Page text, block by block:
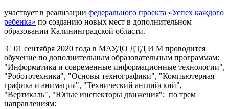
участвует в реализации федерального проекта «Успех каждого
ребенка» по созданию новых мест в дополнительном
образовании Калининградской области.
С 01 сентября 2020 года в МАУДО ДТД И М проводится
обучение по дополнительным образовательным программам:
"Информатика и современные информационные технологии",
"Робототехника", "Основы технографики", "Компьютерная
графика и анимация", "Технический английский",
"Вертикаль", "Юные инспекторы движения"; по трем
направлениям: